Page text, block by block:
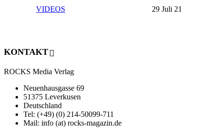
VIDEOS 29 Juli 21
KONTAKT
ROCKS Media Verlag
Neuenhausgasse 69
51375 Leverkusen
Deutschland
Tel: (+49) (0) 214-50099-711
Mail: info (at) rocks-magazin.de